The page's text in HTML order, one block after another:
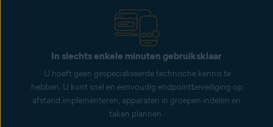
In slechts enkele minuten gebruiksklaar
U hoeft geen gespecialiseerde technische kennis te
hebben. U kunt snel en eenvoudig endpointbeveiliging op
afstand implementeren, apparaten in groepen indelen en
taken plannen.